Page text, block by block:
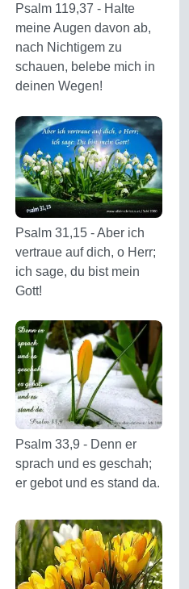
Psalm 119,37 - Halte
meine Augen davon ab,
nach Nichtigem zu
schauen, belebe mich in
deinen Wegen!
Psalm 31,15 - Aber ich
vertraue auf dich, o Herr;
ich sage, du bist mein
Gott!
Psalm 33,9 - Denn er
sprach und es geschah;
er gebot und es stand da.